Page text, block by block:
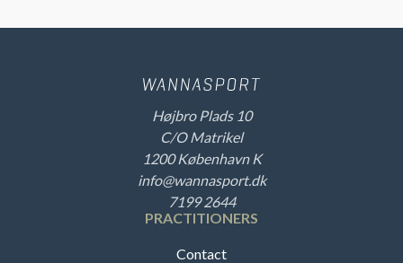
Højbro Plads 10
C/O Matrikel
1200 København K
info@wannasport.dk
7199 2644
PRACTITIONERS
Contact